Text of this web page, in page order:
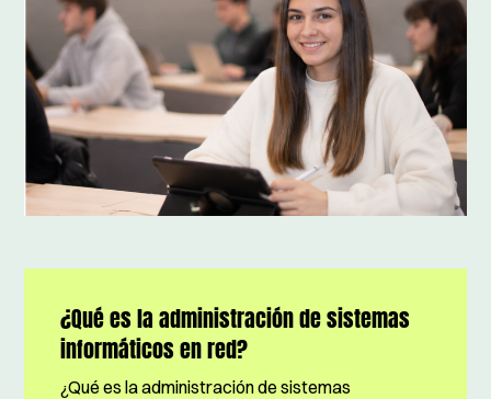
¿Qué es la administración de sistemas
informáticos en red?
¿Qué es la administración de sistemas